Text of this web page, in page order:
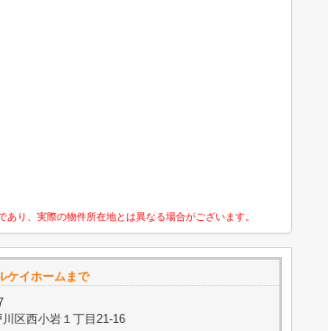
り、実際の物件所在地とは異なる場合がございます。
ケイホームまで
区西小岩１丁目21-16